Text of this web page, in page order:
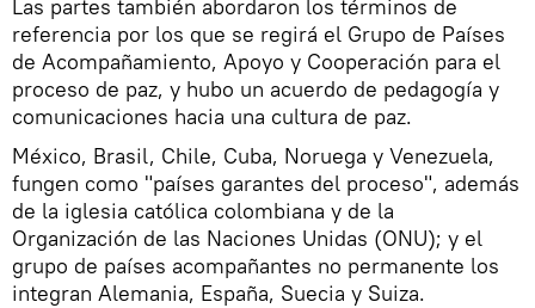
Las partes también abordaron los términos de
referencia por los que se regirá el Grupo de Países
de Acompañamiento, Apoyo y Cooperación para el
proceso de paz, y hubo un acuerdo de pedagogía y
comunicaciones hacia una cultura de paz.
México, Brasil, Chile, Cuba, Noruega y Venezuela,
fungen como "países garantes del proceso", además
de la iglesia católica colombiana y de la
Organización de las Naciones Unidas (ONU); y el
grupo de países acompañantes no permanente los
integran Alemania, España, Suecia y Suiza.